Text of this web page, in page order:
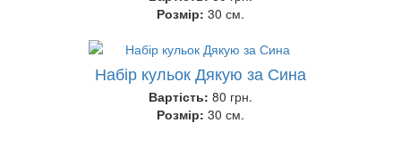
Розмір: 30 см.
Набір кульок Дякую за Сина
Вартість: 80 грн.
Розмір: 30 см.